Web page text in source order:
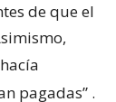
de que el
pagadas” .